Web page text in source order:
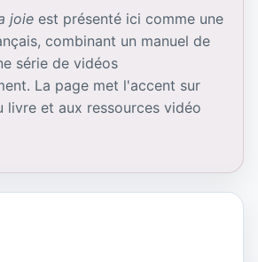
joie est présenté ici comme une
combinant un manuel de
série de vidéos
La page met l'accent sur
livre et aux ressources vidéo